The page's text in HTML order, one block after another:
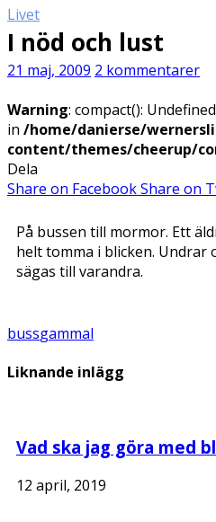
Livet
I nöd och lust
21 maj, 2009 2 kommentarer
Warning: compact():
in /home/danierse/
content/themes/cheerup/
Dela
Share on FacebookShare on
På bussen till mormor. Ett
helt tomma i blicken. Undrar
sägas till varandra.
bussgammal
Liknande inlägg
Vad ska jag göra med
12 april, 2019